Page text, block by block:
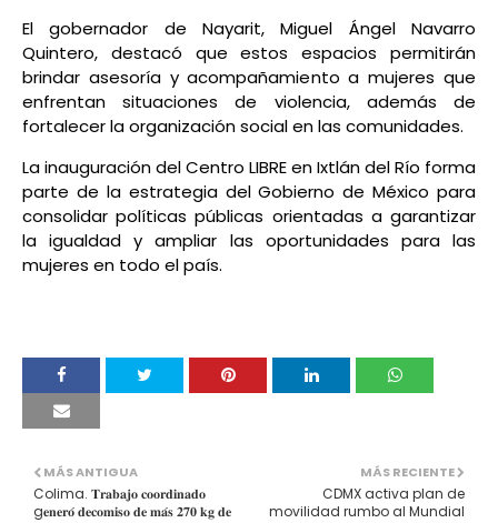
El gobernador de Nayarit, Miguel Ángel Navarro
Quintero, destacó que estos espacios permitirán
brindar asesoría y acompañamiento a mujeres que
enfrentan situaciones de violencia, además de
fortalecer la organización social en las comunidades.
La inauguración del Centro LIBRE en Ixtlán del Río forma
parte de la estrategia del Gobierno de México para
consolidar políticas públicas orientadas a garantizar
la igualdad y ampliar las oportunidades para las
mujeres en todo el país.
MÁS RECIENTE
CDMX activa plan de
movilidad rumbo al Mundial
MÁS ANTIGUA
Colima. 𝐓𝐫𝐚𝐛𝐚𝐣𝐨 𝐜𝐨𝐨𝐫𝐝𝐢𝐧𝐚𝐝𝐨
g𝐞𝐧𝐞𝐫𝐨́ 𝐝𝐞𝐜𝐨𝐦𝐢𝐬𝐨 𝐝𝐞 𝐦𝐚́𝐬 𝟐𝟕𝟎 𝐤𝐠 𝐝𝐞